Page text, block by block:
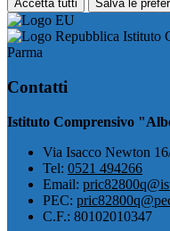
Accetta tutti Salva le
Istituto
Parma
Contatti
Istituto Comprensivo
Via Isacco Newton
Tel: 0521 494266
Email:
PEC:
C.F.: 80102010347